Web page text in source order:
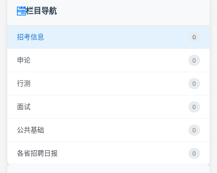
栏目导航
招考信息 0
申论 0
行测 0
面试 0
公共基础 0
各省招聘日报 0